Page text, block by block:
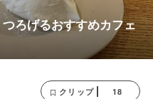
ろげるおすすめカフェ
クリップ 18